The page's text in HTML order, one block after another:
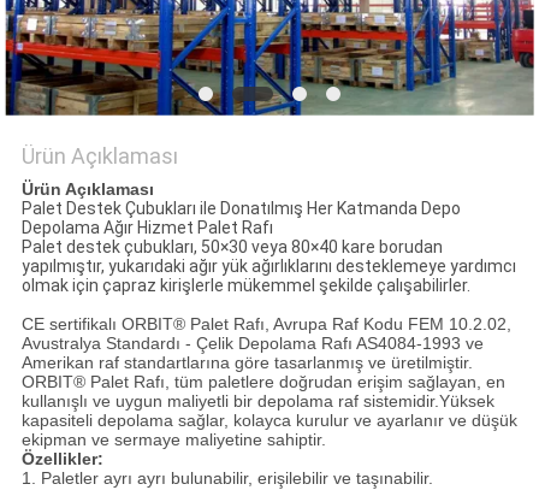
Ürün Açıklaması
Ürün Açıklaması
Palet Destek Çubukları ile Donatılmış Her Katmanda Depo
Depolama Ağır Hizmet Palet Rafı
Palet destek çubukları, 50×30 veya 80×40 kare borudan
yapılmıştır, yukarıdaki ağır yük ağırlıklarını desteklemeye yardımcı
olmak için çapraz kirişlerle mükemmel şekilde çalışabilirler.
CE sertifikalı ORBIT® Palet Rafı, Avrupa Raf Kodu FEM 10.2.02,
Avustralya Standardı - Çelik Depolama Rafı AS4084-1993 ve
Amerikan raf standartlarına göre tasarlanmış ve üretilmiştir.
ORBIT® Palet Rafı, tüm paletlere doğrudan erişim sağlayan, en
kullanışlı ve uygun maliyetli bir depolama raf sistemidir.Yüksek
kapasiteli depolama sağlar, kolayca kurulur ve ayarlanır ve düşük
ekipman ve sermaye maliyetine sahiptir.
Özellikler:
1. Paletler ayrı ayrı bulunabilir, erişilebilir ve taşınabilir.